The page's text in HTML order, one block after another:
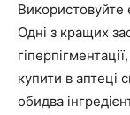
Використовуйте
Одні з кращих
купити в аптеці
обидва